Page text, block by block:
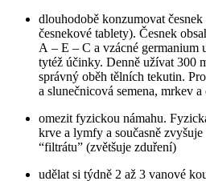
dlouhodobě konzumovat
česnekové tablety). Česnek
A – E – C a vzácné germanium
tytéž účinky. Denně užívat 300
správný oběh tělních tekutin.
a slunečnicová semena, mrkev
omezit fyzickou námahu.
krve a lymfy a současně
“filtrátu” (zvětšuje zduření)
udělat si týdně 2 až 3 vanové